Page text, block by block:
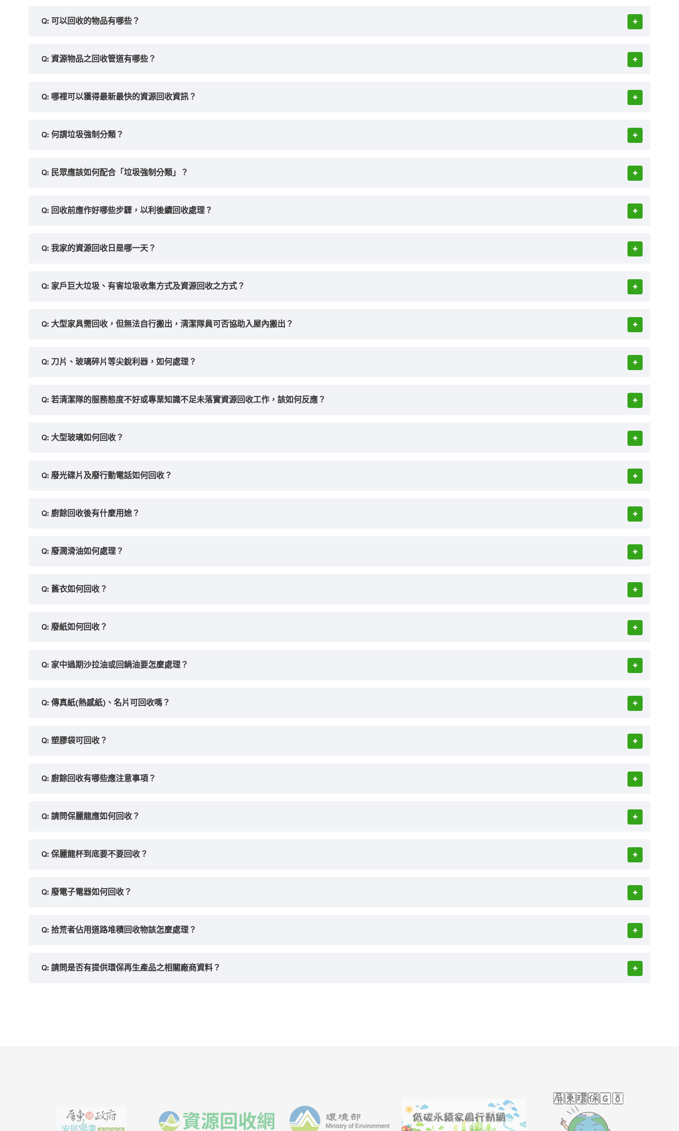
Q: 可以回收的物品有哪些？
Q: 資源物品之回收管道有哪些？
Q: 哪裡可以獲得最新最快的資源回收資訊？
Q: 何謂垃圾強制分類？
Q: 民眾應該如何配合「垃圾強制分類」？
Q: 回收前應作好哪些步驟，以利後續回收處理？
Q: 我家的資源回收日是哪一天？
Q: 家戶巨大垃圾、有害垃圾收集方式及資源回收之方式？
Q: 大型家具需回收，但無法自行搬出，清潔隊員可否協助入屋內搬出？
Q: 刀片、玻璃碎片等尖銳利器，如何處理？
Q: 若清潔隊的服務態度不好或專業知識不足未落實資源回收工作，該如何反應？
Q: 大型玻璃如何回收？
Q: 廢光碟片及廢行動電話如何回收？
Q: 廚餘回收後有什麼用途？
Q: 廢潤滑油如何處理？
Q: 舊衣如何回收？
Q: 廢紙如何回收？
Q: 家中過期沙拉油或回鍋油要怎麼處理？
Q: 傳真紙(熱感紙)、名片可回收嗎？
Q: 塑膠袋可回收？
Q: 廚餘回收有哪些應注意事項？
Q: 請問保麗龍應如何回收？
Q: 保麗龍杯到底要不要回收？
Q: 廢電子電器如何回收？
Q: 拾荒者佔用道路堆積回收物該怎麼處理？
Q: 請問是否有提供環保再生產品之相關廠商資料？